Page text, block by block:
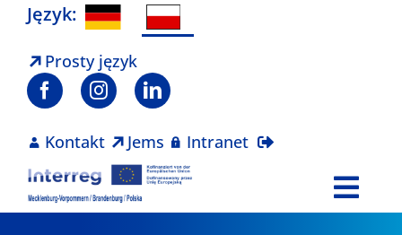
Skip
content
Język:
Prosty język
Kontakt Jems Intranet